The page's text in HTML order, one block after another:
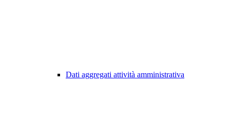
Dati aggregati attività amministrativa